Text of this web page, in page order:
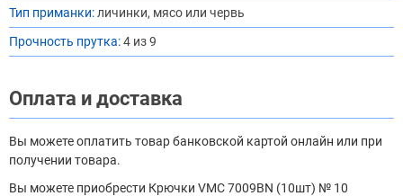
Тип приманки: личинки, мясо или червь
Прочность прутка:4 из 9
Оплата и доставка
Вы можете оплатить товар банковской картой онлайн или при
получении товара.
Вы можете приобрести Крючки VMC 7009BN (10шт) № 10